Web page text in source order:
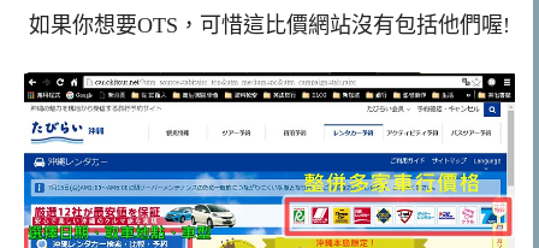
如果你想要OTS，可惜這比價網站沒有包括他們喔!